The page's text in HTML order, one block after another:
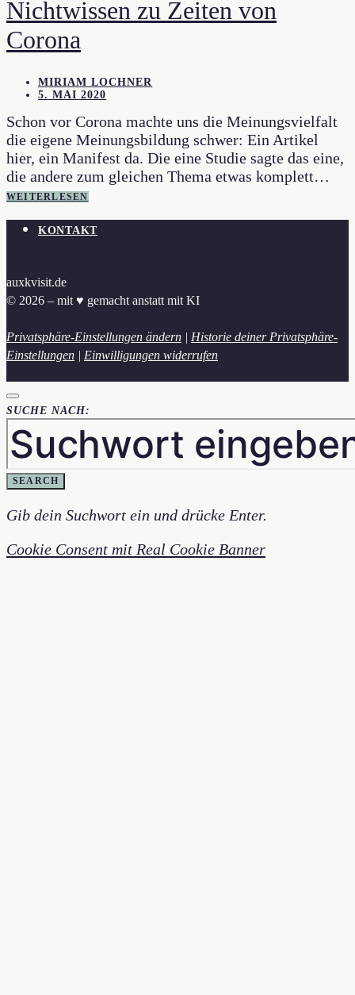
Nichtwissen zu Zeiten von
Corona
MIRIAM LOCHNER
5. MAI 2020
Schon vor Corona machte uns die Meinungsvielfalt
die eigene Meinungsbildung schwer: Ein Artikel
hier, ein Manifest da. Die eine Studie sagte das eine,
die andere zum gleichen Thema etwas komplett…
WEITERLESEN
KONTAKT
auxkvisit.de
© 2026 – mit ♥︎ gemacht anstatt mit KI
Privatsphäre-Einstellungen ändern | Historie deiner Privatsphäre-
Einstellungen | Einwilligungen widerrufen
SUCHE NACH:
SEARCH
Gib dein Suchwort ein und drücke Enter.
Cookie Consent mit Real Cookie Banner